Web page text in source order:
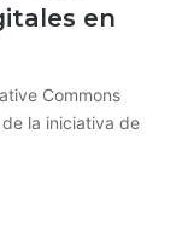
en
Commons
la iniciativa de